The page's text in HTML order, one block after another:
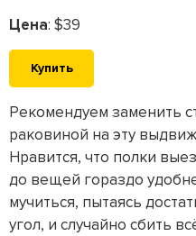
Цена: $39
Купить
Рекомендуем заменить
раковиной на эту
Нравится, что полки
до вещей гораздо
мучиться, пытаясь
угол, и случайно сбить